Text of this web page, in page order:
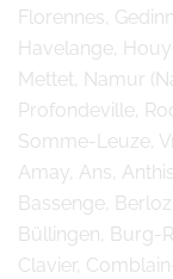
Florennes,
Havelange,
Mettet, Namur
Profondeville,
Somme-Leuze,
Amay, Ans,
Bassenge,
Büllingen, Burg-
Clavier,